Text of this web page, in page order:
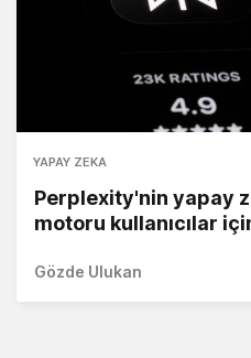
YAPAY ZEKA
Perplexity'nin yapay
motoru kullanıcılar
Gözde Ulukan